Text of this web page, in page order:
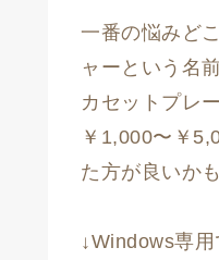
一番の悩みど
ャーという名
カセットプレ
￥1,000〜￥
た方が良いか
↓Windows専